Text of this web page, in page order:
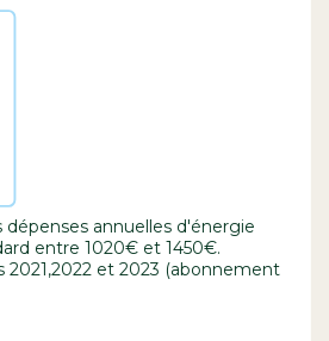
annuelles d'énergie
entre 1020€ et 1450€.
2021,2022 et 2023 (abonnement